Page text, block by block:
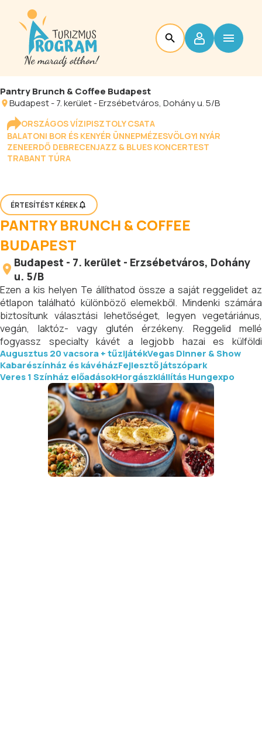
Pantry Brunch & Coffee Budapest
Budapest-7. kerület - Erzsébetváros, Dohány u. 5/B
ORSZÁGOS VÍZIPISZTOLY CSATA
BALATONI BOR ÉS KENYÉR ÜNNEPMÉZESVÖLGYI NYÁR
ZENEERDŐ DEBRECENJAZZ & BLUES KONCERTEST
TRABANT TÚRA
ÉRTESÍTÉST KÉREK
PANTRY BRUNCH & COFFEE
BUDAPEST
Budapest - 7. kerület - Erzsébetváros, Dohány
u. 5/B
Ezen a kis helyen Te állíthatod össze a saját reggelidet az
étlapon található különböző elemekből. Mindenki számára
biztosítunk választási lehetőséget, legyen vegetáriánus,
vegán, laktóz- vagy glutén érzékeny. Reggelid mellé
fogyassz specialty kávét a legjobb hazai es külföldi
pörkölőktől, illetve válassz hidegen préselt juice-aink közül,
amelyeket minden reggel frissen készítünk.
Augusztus 20 vacsora + tűzijátékVegas Dinner & Show
Kabarészínház és kávéházFejlesztő játszópark
Veres 1 Színház előadásokHorgászkiállítás Hungexpo